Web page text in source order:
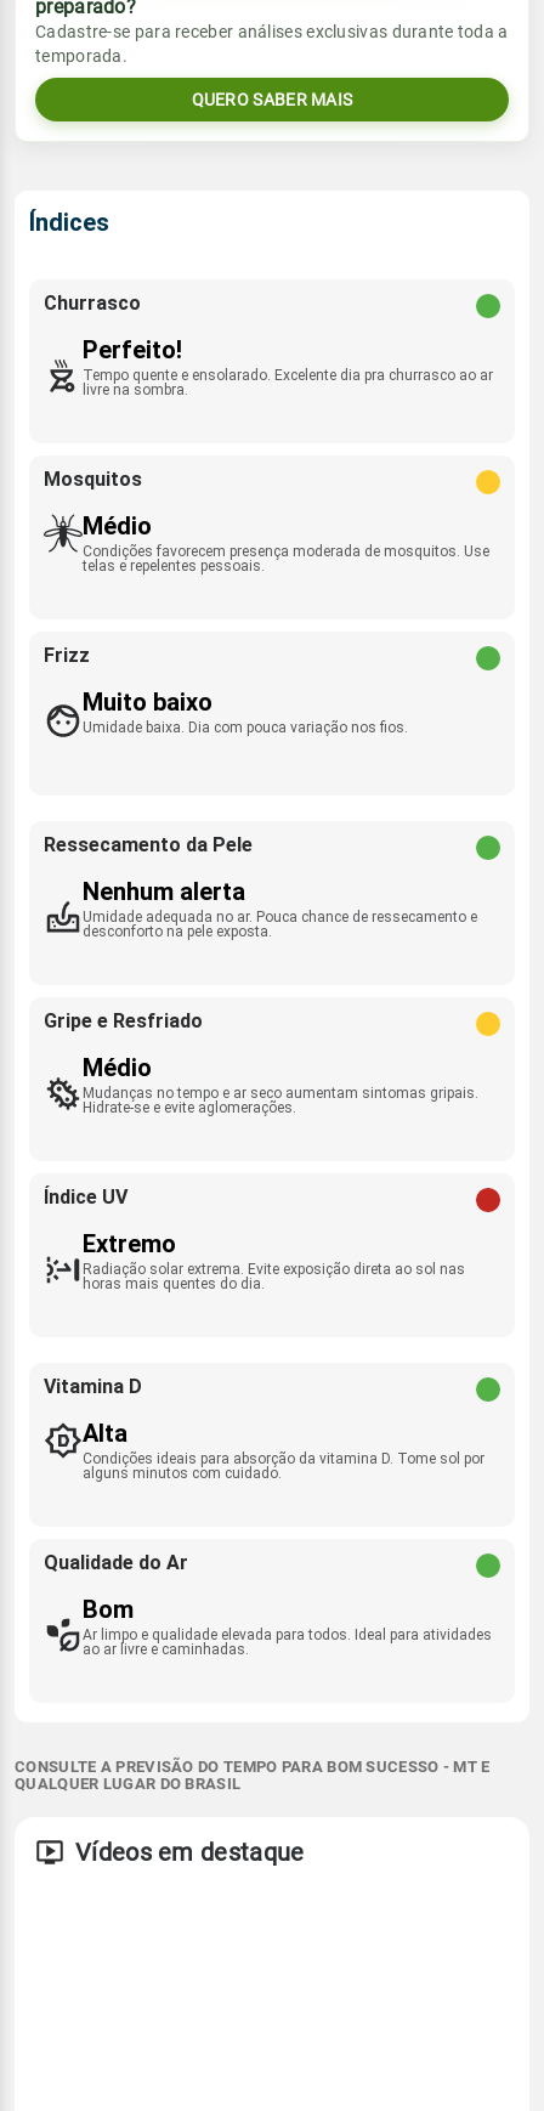
Umidade do ar
29%60%
Rajada de vento
Sol
07:04h às 18:35h
Lua
Chuva
0.0mm
Umidade do ar
Vento
SSW - 13km/h
Rajada de vento
Sol
preparado?
Cadastre-se para receber análises exclusivas durante toda a
temporada.
QUERO SABER MAIS
Índices
Churrasco
Perfeito!
Tempo quente e ensolarado. Excelente dia pra churrasco ao ar
livre na sombra.
Mosquitos
Médio
Condições favorecem presença moderada de mosquitos. Use
telas e repelentes pessoais.
Frizz
Muito baixo
Umidade baixa. Dia com pouca variação nos fios.
Ressecamento da Pele
Nenhum alerta
Umidade adequada no ar. Pouca chance de ressecamento e
desconforto na pele exposta.
Gripe e Resfriado
Médio
Mudanças no tempo e ar seco aumentam sintomas gripais.
Hidrate-se e evite aglomerações.
Índice UV
Extremo
Radiação solar extrema. Evite exposição direta ao sol nas
horas mais quentes do dia.
Vitamina D
Alta
Condições ideais para absorção da vitamina D. Tome sol por
alguns minutos com cuidado.
Qualidade do Ar
Bom
Ar limpo e qualidade elevada para todos. Ideal para atividades
ao ar livre e caminhadas.
CONSULTE A PREVISÃO DO TEMPO PARA BOM SUCESSO - MT E
QUALQUER LUGAR DO BRASIL
Vídeos em destaque